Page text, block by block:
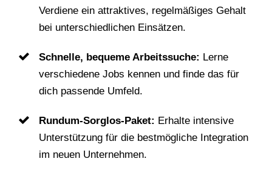
Verdiene ein attraktives, regelmäßiges Gehalt
bei unterschiedlichen Einsätzen.
Schnelle, bequeme Arbeitssuche: Lerne
verschiedene Jobs kennen und finde das für
dich passende Umfeld.
Rundum-Sorglos-Paket: Erhalte intensive
Unterstützung für die bestmögliche Integration
im neuen Unternehmen.